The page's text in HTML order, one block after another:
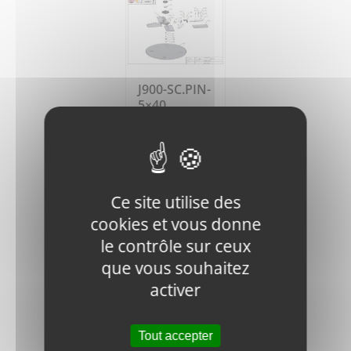
J900-SC.PIN-
5×40
au
panier
Ce site utilise des
cookies et vous donne
le contrôle sur ceux
que vous souhaitez
activer
Tout accepter